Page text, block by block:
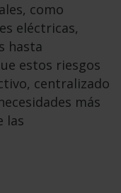
como
eléctricas,
hasta
estos riesgos
centralizado
más
las